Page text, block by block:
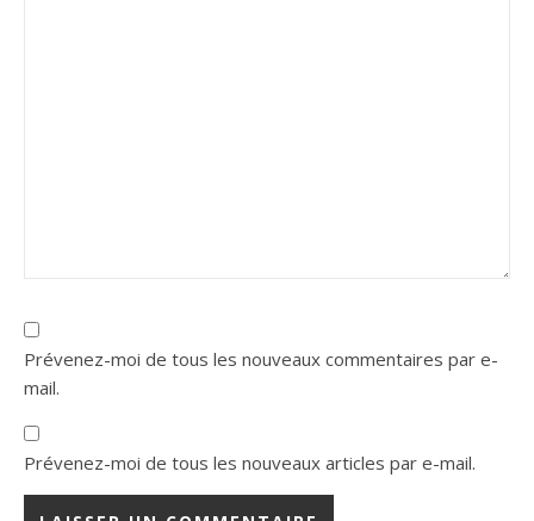
Prévenez-moi de tous les nouveaux commentaires par e-
mail.
Prévenez-moi de tous les nouveaux articles par e-mail.